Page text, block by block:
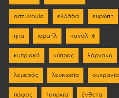
αστυνομία ελλάδα ευρώπη
ηπα ισραήλ κανάλι 6
κυπριακό κύπρος λάρνακα
λεμεσός λευκωσία ουκρανία
πάφος τουρκία ένθετα